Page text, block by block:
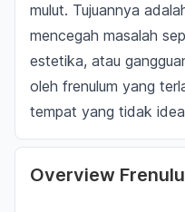
mulut. Tujuannya
mencegah masalah
estetika, atau
oleh frenulum yang
tempat yang tidak
Overview